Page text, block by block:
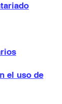
el uso de